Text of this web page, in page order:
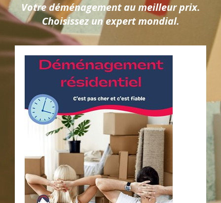
Votre déménagement au meilleur prix.
Choisissez un expert mondial.